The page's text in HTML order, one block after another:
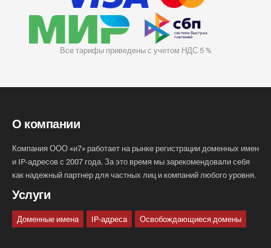
Все тарифы приведены с учетом НДС 5 %
О компании
Компания ООО «и7» работает на рынке регистрации доменных имен
и IP-адресов с 2007 года. За это время мы зарекомендовали себя
как надежный партнер для частных лиц и компаний любого уровня.
Услуги
Доменные имена IP-адреса Освобождающиеся домены